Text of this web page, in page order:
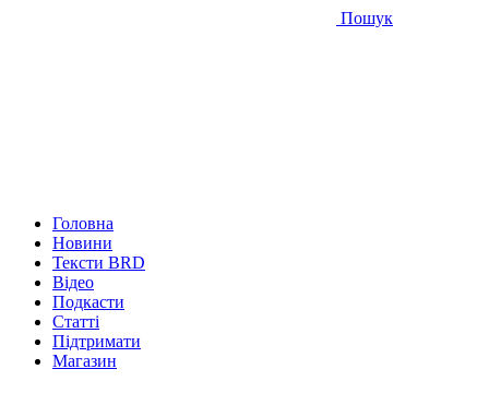
Пошук
Головна
Новини
Тексти BRD
Відео
Подкасти
Статті
Підтримати
Магазин